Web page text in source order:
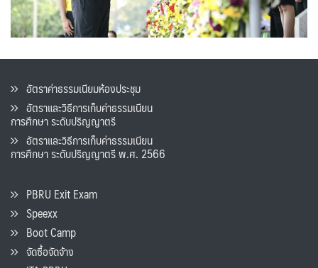
อัตราค่าธรรมเนียมห้องประชุม
อัตราและวิธีการเก็บค่าธรรมเนียน
การศึกษา ระดับปริญญาตรี
อัตราและวิธีการเก็บค่าธรรมเนียน
การศึกษา ระดับปริญญาตรี พ.ศ. 2566
PBRU Exit Exam
Speexx
Boot Camp
จัดซื้อจัดจ้าง